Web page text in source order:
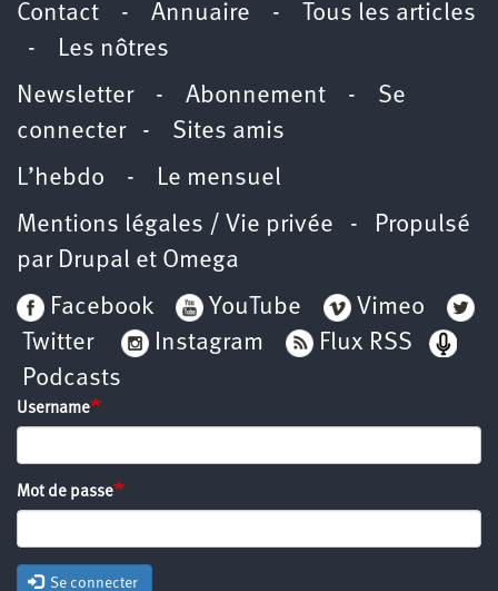
Contact - Annuaire -
Tous les articles
- Les nôtres
Newsletter- Abonnement - Se
connecter- Sites amis
L’hebdo - Le mensuel
Mentions légales / Vie privée - Propulsé
par Drupal et Omega
Facebook
YouTube
Vimeo
Twitter
Instagram
Flux RSS
Podcasts
Username
Mot de passe
Se connecter